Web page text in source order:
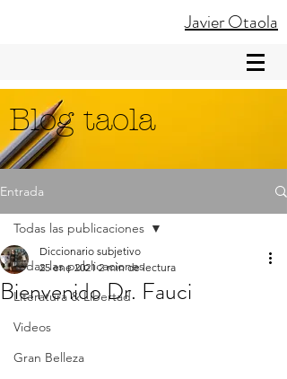
Javier Otaola
Blog taola
Entrada
Todas las publicaciones
Literatura & Libertad
Videos
Gran Belleza
Todas las publicaciones
Bienvenido Dr. Fauci
Diccionario subjetivo
25 ene 2021 2 min de lectura